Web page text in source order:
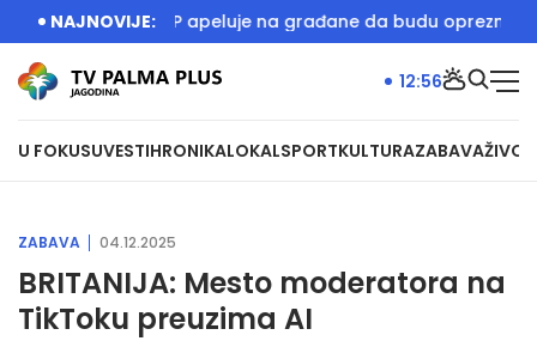
NAJNOVIJE:
igralište MUP apeluje na građane da budu oprezni zbog
U FOKUSUVESTIHRONIKALOKALSPORTKULTURAZABAVAŽIVOT
12:56
ZABAVA 04.12.2025
BRITANIJA: Mesto moderatora na
TikToku preuzima AI